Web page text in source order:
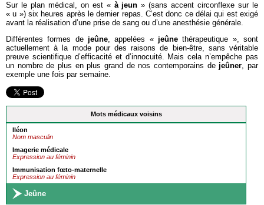
Mots médicaux voisins
Iléon
Nom masculin
Imagerie médicale
Expression au féminin
Immunisation fœto-maternelle
Expression au féminin
Jeûne
Sur le plan médical, on est « à jeun » (sans accent circonflexe sur le
« u ») six heures après le dernier repas. C’est donc ce délai qui est exigé
avant la réalisation d’une prise de sang ou d’une anesthésie générale.
Différentes formes de jeûne, appelées « jeûne thérapeutique », sont
actuellement à la mode pour des raisons de bien-être, sans véritable
preuve scientifique d’efficacité et d’innocuité. Mais cela n’empêche pas
un nombre de plus en plus grand de nos contemporains de jeûner, par
exemple une fois par semaine.